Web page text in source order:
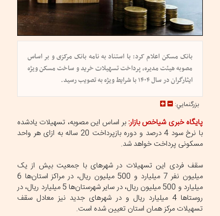
بانک مسکن اعلام کرد: با استناد به نامه بانک مرکزی و بر اساس
مصوبه هیئت مدیره، پرداخت تسهیلات خرید و ساخت مسکن ویژه
ایثارگران در سال ۱۴۰۴ با شرایط ویژه به تصویب رسید.
بزرگنمايي:
پایگاه خبری شیاخص بازار: بر اساس این مصوبه، تسهیلات یادشده
با نرخ سود 4 درصد و دوره بازپرداخت 20 ساله به ازای هر واحد
مسکونی پرداخت خواهد شد.
سقف فردی این تسهیلات در شهر‌های با جمعیت بیش از یک
میلیون نفر 7 میلیارد و 500 میلیون ریال، در مراکز استان‌ها 6
میلیارد و 500 میلیون ریال، در سایر شهرستان‌ها 5 میلیارد ریال، در
روستا‌ها 4 میلیارد ریال و در شهر‌های جدید نیز معادل سقف
تسهیلات مرکز همان استان تعیین شده است.